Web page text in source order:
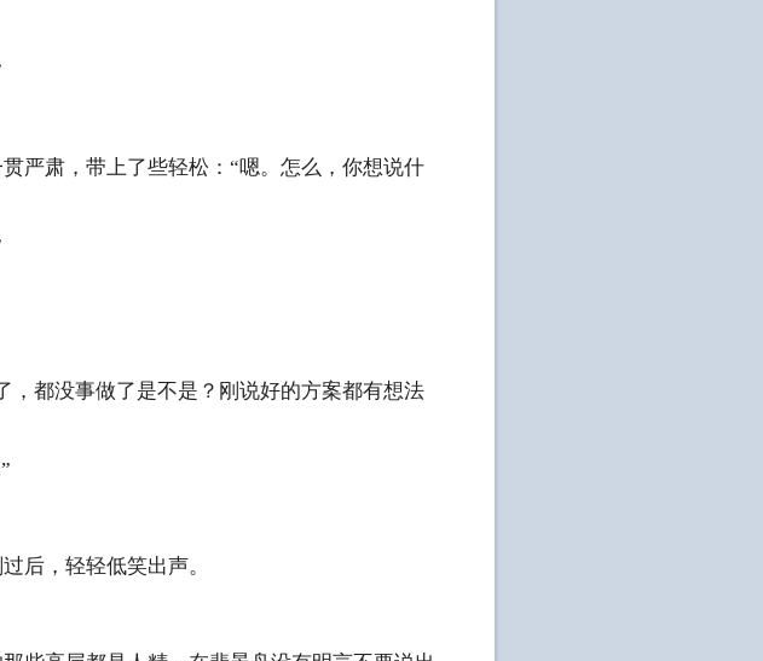
肃，带上了些轻松：“嗯。怎么，你想说什
都没事做了是不是？刚说好的方案都有想法
，轻轻低笑出声。